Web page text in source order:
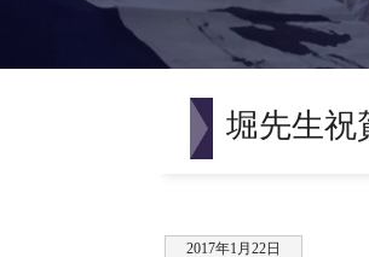
堀先生祝
2017年1月22日